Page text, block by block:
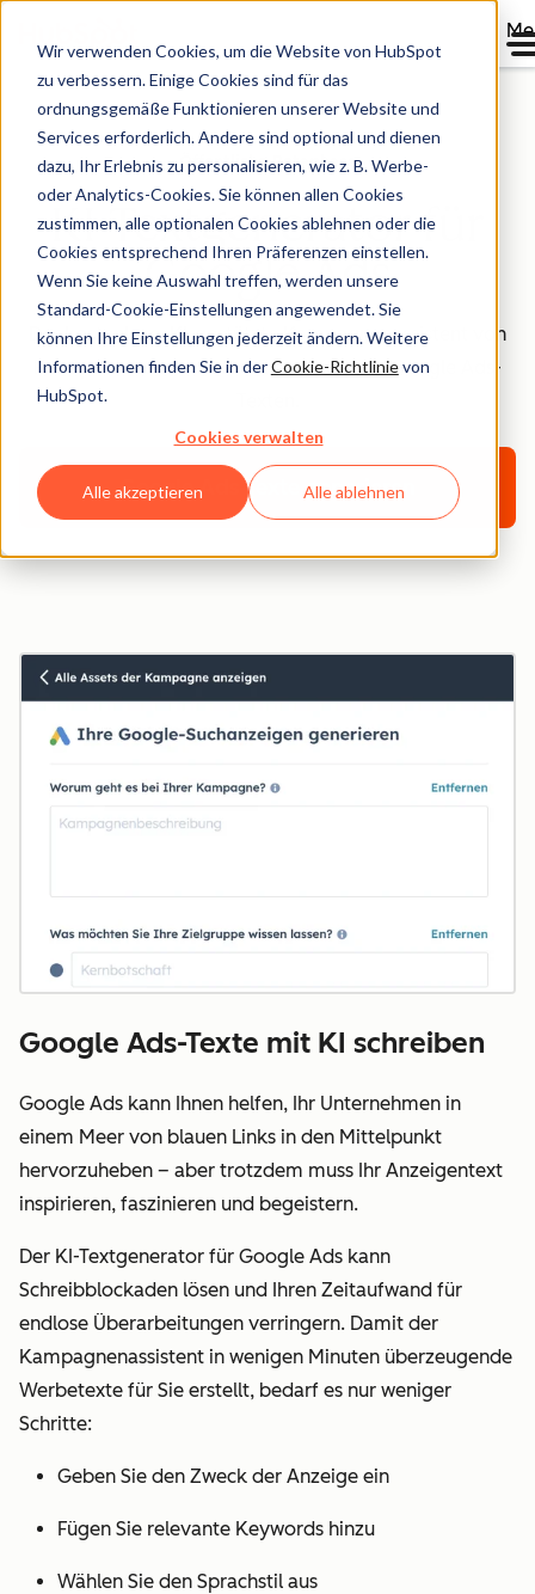
Wir verwenden Cookies, um die Website von HubSpot
zu verbessern. Einige Cookies sind für das
ordnungsgemäße Funktionieren unserer Website und
Services erforderlich. Andere sind optional und dienen
dazu, Ihr Erlebnis zu personalisieren, wie z. B. Werbe-
oder Analytics-Cookies. Sie können allen Cookies
zustimmen, alle optionalen Cookies ablehnen oder die
Cookies entsprechend Ihren Präferenzen einstellen.
Wenn Sie keine Auswahl treffen, werden unsere
Standard-Cookie-Einstellungen angewendet. Sie
können Ihre Einstellungen jederzeit ändern. Weitere
Informationen finden Sie in derCookie-Richtlinievon
HubSpot.
Cookies verwalten
Alle akzeptieren Alle ablehnen
Öffentliche Betaphase
KI-Textgenerator für
Google Ads
Der kostenlose, KI-gestützte Kampagnenassistent von
HubSpot hilft Ihnen beim Entwerfen von Google Ads-
Google Ads-Texte generieren
Google Ads-Texte mit KI schreiben
Google Ads kann Ihnen helfen, Ihr Unternehmen in
einem Meer von blauen Links in den Mittelpunkt
hervorzuheben – aber trotzdem muss Ihr Anzeigentext
inspirieren, faszinieren und begeistern.
Der KI-Textgenerator für Google Ads kann
Schreibblockaden lösen und Ihren Zeitaufwand für
endlose Überarbeitungen verringern. Damit der
Kampagnenassistent in wenigen Minuten überzeugende
Werbetexte für Sie erstellt, bedarf es nur weniger
Schritte:
Geben Sie den Zweck der Anzeige ein
Fügen Sie relevante Keywords hinzu
Wählen Sie den Sprachstil aus